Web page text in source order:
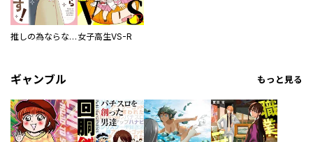
推しの為ならなんでもします！ 女子高生VS-R
ギャンブル もっと見る